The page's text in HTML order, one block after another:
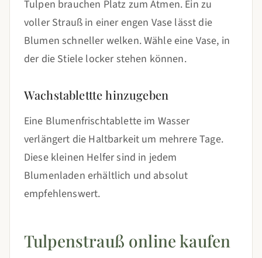
Tulpen brauchen Platz zum Atmen. Ein zu
voller Strauß in einer engen Vase lässt die
Blumen schneller welken. Wähle eine Vase, in
der die Stiele locker stehen können.
Wachstablettte hinzugeben
Eine Blumenfrischtablette im Wasser
verlängert die Haltbarkeit um mehrere Tage.
Diese kleinen Helfer sind in jedem
Blumenladen erhältlich und absolut
empfehlenswert.
Tulpenstrauß online kaufen